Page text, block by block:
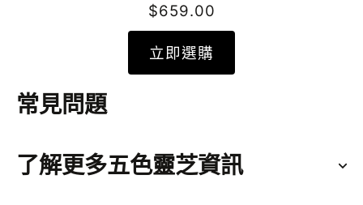
$659.00
立即選購
常見問題
了解更多五色靈芝資訊